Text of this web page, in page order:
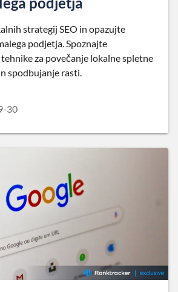
strategij SEO in opazujte
podjetja. Spoznajte
za povečanje lokalne spletne
spodbujanje rasti.
30